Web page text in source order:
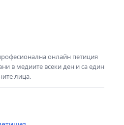
онлайн петиция
в медиите всеки ден и са един
лица.